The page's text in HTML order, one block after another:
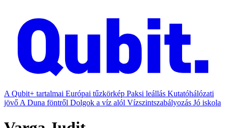
A Qubit+ tartalmai Európai tűzkörkép Paksi leállás Kutatóhálózati
jövő A Duna föntről Dolgok a víz alól Vízszintszabályozás Jó iskola